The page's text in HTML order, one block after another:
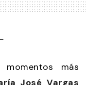
más
José Vargas